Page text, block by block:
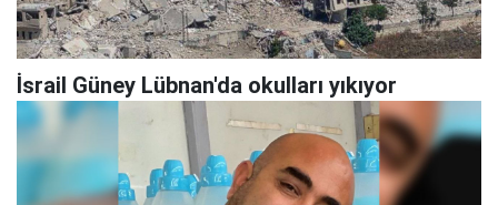
İsrail Güney Lübnan'da okulları yıkıyor